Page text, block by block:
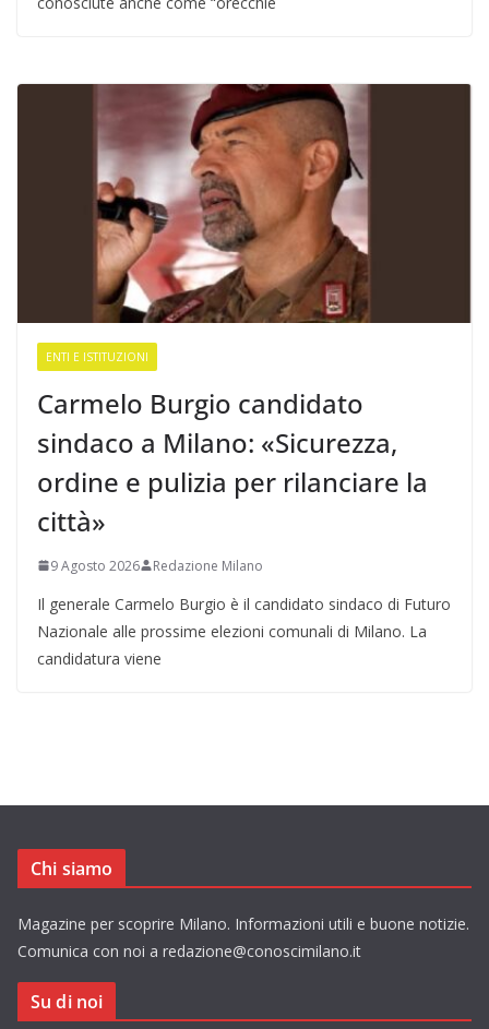
ENTI E ISTITUZIONI
Carmelo Burgio candidato
sindaco a Milano: «Sicurezza,
ordine e pulizia per rilanciare la
città»
9 Agosto 2026 Redazione Milano
Il generale Carmelo Burgio è il candidato sindaco di Futuro
Nazionale alle prossime elezioni comunali di Milano. La
candidatura viene
Chi siamo
Magazine per scoprire Milano. Informazioni utili e buone notizie.
Comunica con noi a redazione@conoscimilano.it
Su di noi